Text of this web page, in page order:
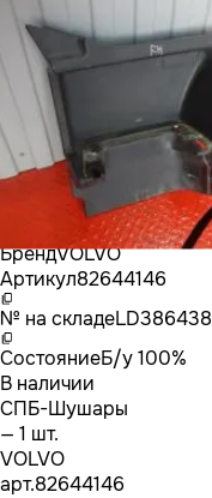
БрендVOLVO
Артикул82644146
№ на складеLD386438
СостояниеБ/у 100%
В наличии
СПБ-Шушары
— 1 шт.
VOLVO
арт.82644146